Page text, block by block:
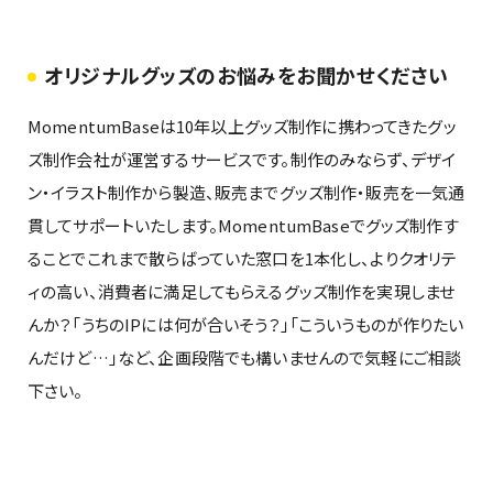
オリジナルグッズのお悩みをお聞かせください
MomentumBaseは10年以上グッズ制作に携わってきたグッ
ズ制作会社が運営するサービスです。制作のみならず、デザイ
ン・イラスト制作から製造、販売までグッズ制作・販売を一気通
貫してサポートいたします。MomentumBaseでグッズ制作す
ることでこれまで散らばっていた窓口を1本化し、よりクオリテ
ィの高い、消費者に満足してもらえるグッズ制作を実現しませ
んか？「うちのIPには何が合いそう？」「こういうものが作りたい
んだけど…」など、企画段階でも構いませんので気軽にご相談
下さい。